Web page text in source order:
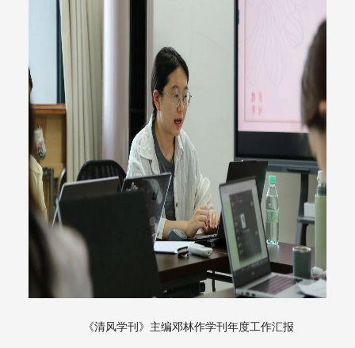
《清风学刊》主编邓林作学刊年度工作汇报